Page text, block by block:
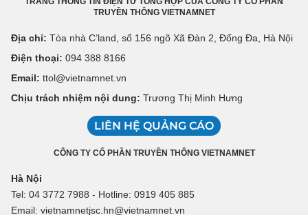
TRUYỀN THÔNG VIETNAMNET
Địa chỉ: Tòa nhà C’land, số 156 ngõ Xã Đàn 2, Đống Đa, Hà Nội
Điện thoại: 094 388 8166
Email: ttol@vietnamnet.vn
Chịu trách nhiệm nội dung: Trương Thị Minh Hưng
LIÊN HỆ QUẢNG CÁO
CÔNG TY CỔ PHẦN TRUYỀN THÔNG VIETNAMNET
Hà Nội
Tel: 04 3772 7988 - Hotline: 0919 405 885
Email: vietnamnetjsc.hn@vietnamnet.vn